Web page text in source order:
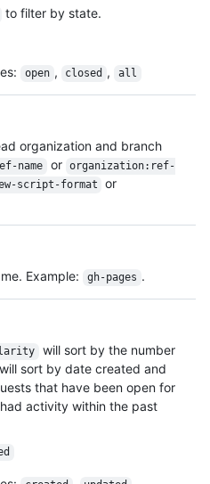
to filter by state.
: open , closed , all
organization and branch
name or organization:ref-
script-format or
Example:
gh-pages .
will sort by the number
will sort by date created and
that have been open for
activity within the past